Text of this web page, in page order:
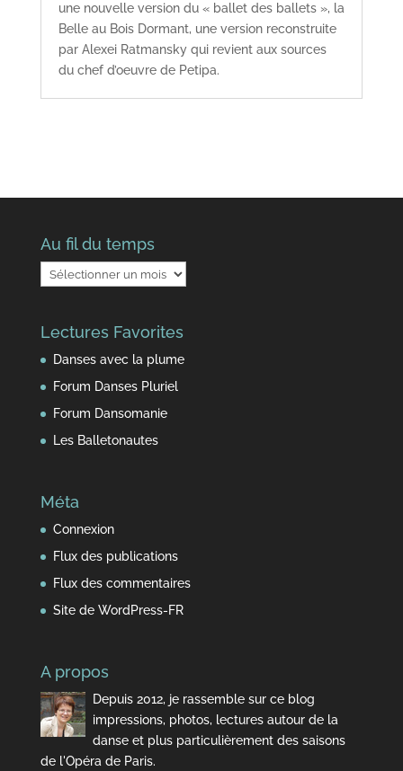
une nouvelle version du « ballet des ballets », la
Belle au Bois Dormant, une version reconstruite
par Alexei Ratmansky qui revient aux sources
du chef d’oeuvre de Petipa.
Au fil du temps
Au
fil
temps
Lectures Favorites
Danses avec la plume
Forum Danses Pluriel
Forum Dansomanie
Les Balletonautes
Méta
Connexion
Flux des publications
Flux des commentaires
Site de WordPress-FR
A propos
Depuis 2012, je rassemble sur ce blog
impressions, photos, lectures autour de la
danse et plus particulièrement des saisons
de l'Opéra de Paris.